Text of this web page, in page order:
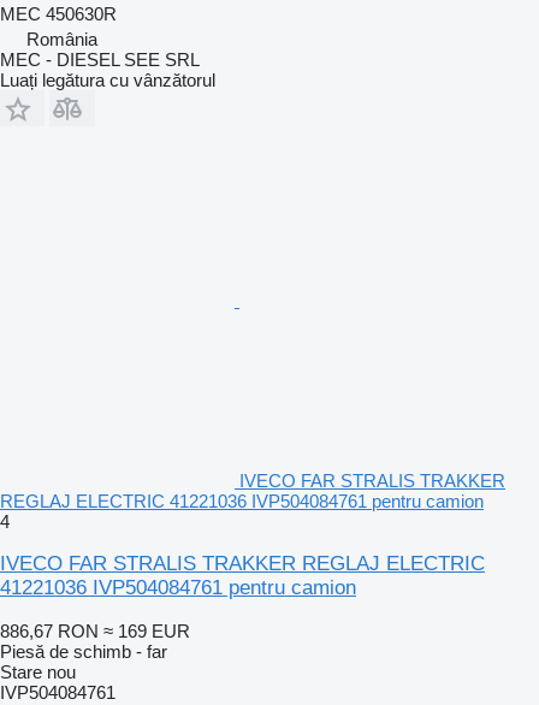
MEC 450630R
România
MEC - DIESEL SEE SRL
Luați legătura cu vânzătorul
IVECO FAR STRALIS TRAKKER
REGLAJ ELECTRIC 41221036 IVP504084761 pentru camion
4
IVECO FAR STRALIS TRAKKER REGLAJ ELECTRIC
41221036 IVP504084761 pentru camion
886,67 RON ≈ 169 EUR
Piesă de schimb - far
Stare nou
IVP504084761